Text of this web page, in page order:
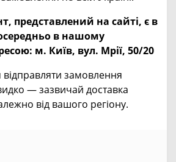
представлений на сайті, є в
в нашому
м. Київ, вул. Мрії, 50/20
замовлення
— зазвичай доставка
від вашого регіону.